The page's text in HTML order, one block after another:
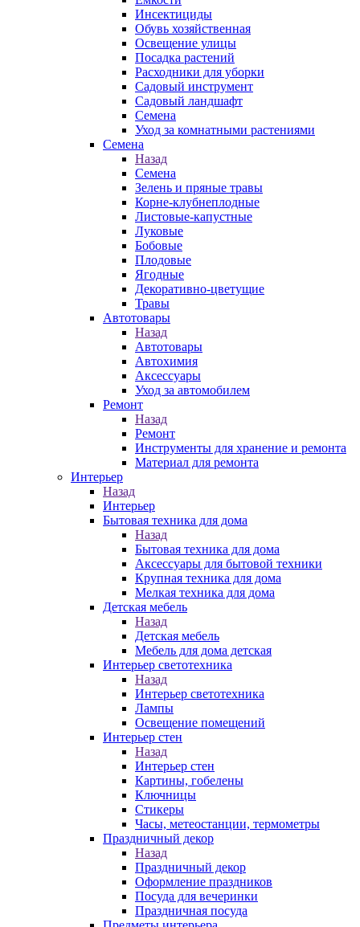
Инсектициды
Обувь хозяйственная
Освещение улицы
Посадка растений
Расходники для уборки
Садовый инструмент
Садовый ландшафт
Семена
Уход за комнатными растениями
Семена
Назад
Семена
Зелень и пряные травы
Корне-клубнеплодные
Листовые-капустные
Луковые
Бобовые
Плодовые
Ягодные
Декоративно-цветущие
Травы
Автотовары
Назад
Автотовары
Автохимия
Аксессуары
Уход за автомобилем
Ремонт
Назад
Ремонт
Инструменты для хранение и ремонта
Материал для ремонта
Интерьер
Назад
Интерьер
Бытовая техника для дома
Назад
Бытовая техника для дома
Аксессуары для бытовой техники
Крупная техника для дома
Мелкая техника для дома
Детская мебель
Назад
Детская мебель
Мебель для дома детская
Интерьер светотехника
Назад
Интерьер светотехника
Лампы
Освещение помещений
Интерьер стен
Назад
Интерьер стен
Картины, гобелены
Ключницы
Стикеры
Часы, метеостанции, термометры
Праздничный декор
Назад
Праздничный декор
Оформление праздников
Посуда для вечеринки
Праздничная посуда